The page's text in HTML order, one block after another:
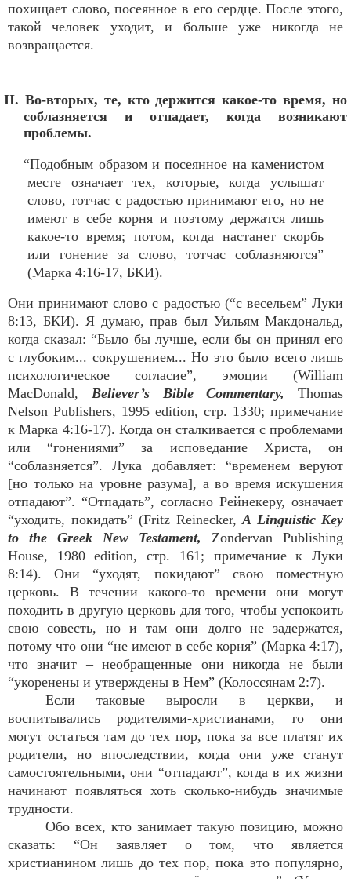
похищает слово, посеянное в его сердце. После этого,
такой человек уходит, и больше уже никогда не
возвращается.
II. Во-вторых, те, кто держится какое-то время, но
соблазняется и отпадает, когда возникают
проблемы.
“Подобным образом и посеянное на каменистом
месте означает тех, которые, когда услышат
слово, тотчас с радостью принимают его, но не
имеют в себе корня и поэтому держатся лишь
какое-то время; потом, когда настанет скорбь
или гонение за слово, тотчас соблазняются”
(Марка 4:16-17, БКИ).
Они принимают слово с радостью (“с весельем” Луки
8:13, БКИ). Я думаю, прав был Уильям Макдональд,
когда сказал: “Было бы лучше, если бы он принял его
с глубоким... сокрушением... Но это было всего лишь
психологическое согласие”, эмоции (William
MacDonald, Believer’s Bible Commentary,
Thomas
Nelson Publishers, 1995 edition, стр. 1330; примечание
к Марка 4:16-17). Когда он сталкивается с проблемами
или “гонениями” за исповедание Христа, он
“соблазняется”. Лука добавляет: “временем веруют
[но только на уровне разума], а во время искушения
отпадают”. “Отпадать”, согласно Рейнекеру, означает
“уходить, покидать” (Fritz Reinecker,A Linguistic Key
to the Greek New Testament, Zondervan Publishing
House, 1980 edition, стр. 161; примечание к Луки
8:14). Они “уходят, покидают” свою поместную
церковь. В течении какого-то времени они могут
походить в другую церковь для того, чтобы успокоить
свою совесть, но и там они долго не задержатся,
потому что они “не имеют в себе корня” (Марка 4:17),
что значит – необращенные они никогда не были
“укоренены и утверждены в Нем” (Колоссянам 2:7).
Если таковые выросли в церкви, и
воспитывались родителями-христианами, то они
могут остаться там до тех пор, пока за все платят их
родители, но впоследствии, когда они уже станут
самостоятельными, они “отпадают”, когда в их жизни
начинают появляться хоть сколько-нибудь значимые
трудности.
Обо всех, кто занимает такую позицию, можно
сказать: “Он заявляет о том, что является
христианином лишь до тех пор, пока это популярно,